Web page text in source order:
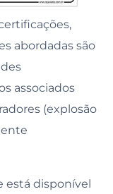
abordadas são
associados
(explosão
está disponível